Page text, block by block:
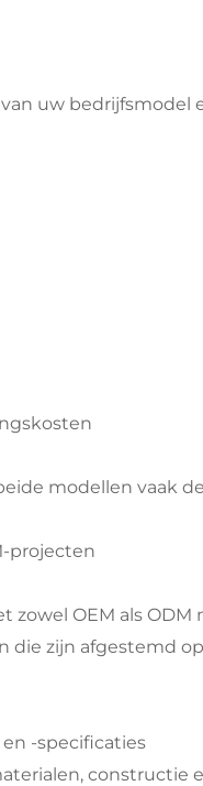
uw bedrijfsmodel
modellen vaak
projecten
OEM als
die zijn afgestemd
-specificaties
constructie